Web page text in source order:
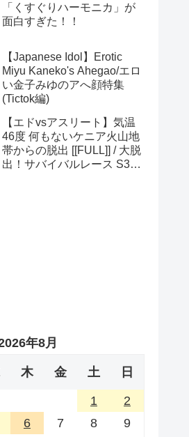
「くすぐりハーモニカ」が
面白すぎた！！
【Japanese Idol】Erotic
Miyu Kaneko's Ahegao/エロ
い金子みゆのアへ顔特集
(Tictok編)
【エドvsアスリート】気温
46度 何もないケニア火山地
帯からの脱出 [[FULL]] / 大脱
出！サバイバルレース S3
年8月
木 金 土 日
1
2
6 7 8
9